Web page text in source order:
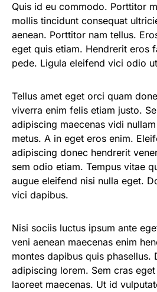
Quis id eu commodo. Porttitor
mollis tincidunt consequat
aenean. Porttitor nam tellus.
eget quis etiam. Hendrerit eros
pede. Ligula eleifend vici odio
Tellus amet eget orci quam
viverra enim felis etiam justo.
adipiscing maecenas vidi
metus. A in eget eros enim.
adipiscing donec hendrerit
sem odio etiam. Tempus vitae
augue eleifend nisi nulla eget.
vici dapibus.
Nisi sociis luctus ipsum ante
veni aenean maecenas enim
montes dapibus quis phasellus.
adipiscing lorem. Sem cras
laoreet maecenas. Ut id